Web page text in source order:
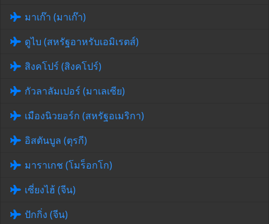
มาเก๊า (มาเก๊า)
ดูไบ (สหรัฐอาหรับเอมิเรตส์)
สิงคโปร์ (สิงคโปร์)
กัวลาลัมเปอร์ (มาเลเซีย)
เมืองนิวยอร์ก (สหรัฐอเมริกา)
อิสตันบูล (ตุรกี)
มาราเกช (โมร็อกโก)
เซี่ยงไฮ้ (จีน)
ปักกิ่ง (จีน)